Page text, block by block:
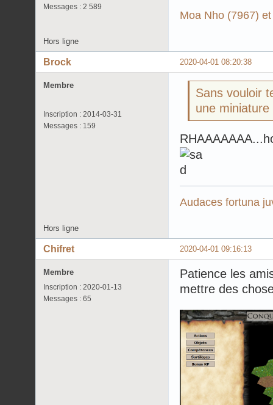
Messages : 2 589
Moa Nho (7967)
Hors ligne
2020-04-01 08:20:38
Brock
Membre
Inscription : 2014-03-31
Messages : 159
Sans vouloir
une
Audaces fortuna
Hors ligne
2020-04-01 09:16:13
Chifret
Membre
Inscription : 2020-01-13
Messages : 65
Patience les
mettre des